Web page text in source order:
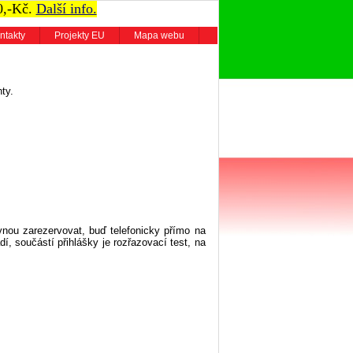
Kč. Další info.
Projekty EU Mapa webu
zarezervovat, buď telefonicky přímo na
součástí přihlášky je rozřazovací test, na